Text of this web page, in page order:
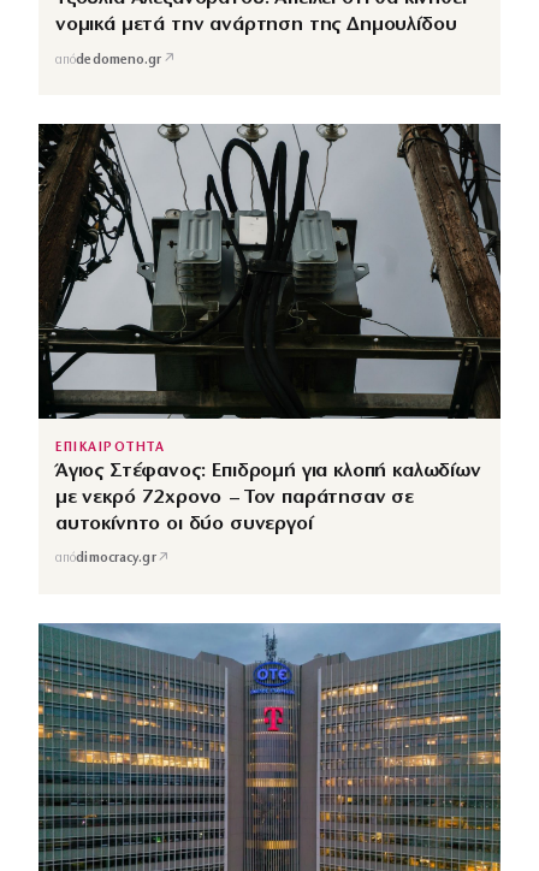
νομικά μετά την ανάρτηση της Δημουλίδου
απόdedomeno.gr ↗
ΕΠΙΚΑΙΡΟΤΗΤΑ
Άγιος Στέφανος: Επιδρομή για κλοπή καλωδίων
με νεκρό 72χρονο – Τον παράτησαν σε
αυτοκίνητο οι δύο συνεργοί
απόdimocracy.gr↗